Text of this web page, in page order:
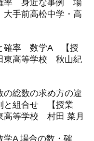
率 身近な事例 場
大手前高松中学・高
確率 数学A 【授
東高等学校 秋山紀
総数の求め方の違
と組合せ 【授業
等学校 村田 菜月
A 場合の数・確